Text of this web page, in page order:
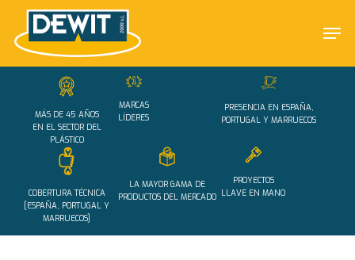
main
content
MÁS DE 45 AÑOS
EN EL SECTOR DEL
PLÁSTICO
MARCAS
LÍDERES
PRESENCIA EN ESPAÑA,
PORTUGAL Y MARRUECOS
COBERTURA TÉCNICA
[ESPAÑA, PORTUGAL Y
MARRUECOS]
LA MAYOR GAMA DE
PRODUCTOS DEL MERCADO
PROYECTOS
LLAVE EN MANO
Menu